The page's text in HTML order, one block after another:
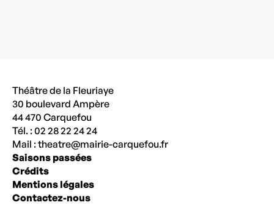
Théâtre de la Fleuriaye
30 boulevard Ampère
44 470 Carquefou
Tél. : 02 28 22 24 24
Mail :theatre@mairie-carquefou.fr
Saisons passées
Crédits
Mentions légales
Contactez-nous